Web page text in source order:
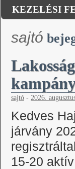
KEZELÉSI
sajtó
sajtó - 2026.
Kedves
járvány
15-20